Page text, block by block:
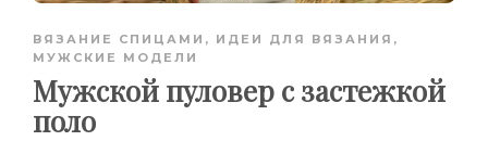
ВЯЗАНИЕ СПИЦАМИ , ИДЕИ ДЛЯ ВЯЗАНИЯ ,
МУЖСКИЕ МОДЕЛИ
Мужской пуловер с застежкой
поло